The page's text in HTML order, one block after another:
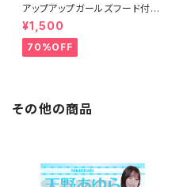
アップアップガールズフード付き
タオル
¥1,500
70%OFF
その他の商品